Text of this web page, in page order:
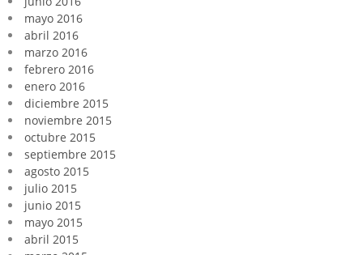
mayo 2016
abril 2016
marzo 2016
febrero 2016
enero 2016
diciembre 2015
noviembre 2015
octubre 2015
septiembre 2015
agosto 2015
julio 2015
junio 2015
mayo 2015
abril 2015